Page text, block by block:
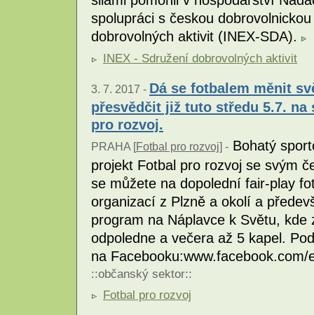
spolupráci s českou
dobrovolných aktivit (INEX-SDA).
INEX - Sdružení dobrovolných aktivit
3. 7. 2017 - Dá se fotbalem měnit
přesvědčit již tuto středu 5.7.
pro rozvoj.
PRAHA [Fotbal pro rozvoj] - Bohatý
projekt Fotbal pro rozvoj se svým
se můžete na dopolední fair-play
organizací z Plzně a okolí a
program na Náplavce k Světu,
odpoledne a večera až 5 kapel.
na
::občanský sektor::
Fotbal pro rozvoj